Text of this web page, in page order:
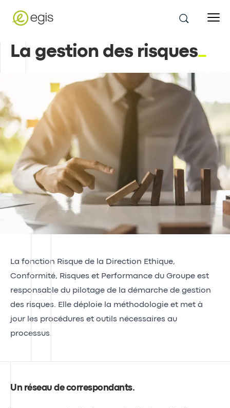
La gestion des risques
La fonction Risque de la Direction Ethique,
Conformité, Risques et Performance du Groupe est
responsable du pilotage de la démarche de gestion
des risques. Elle déploie la méthodologie et met à
jour les procédures et outils nécessaires au
processus.
Un réseau de correspondants.